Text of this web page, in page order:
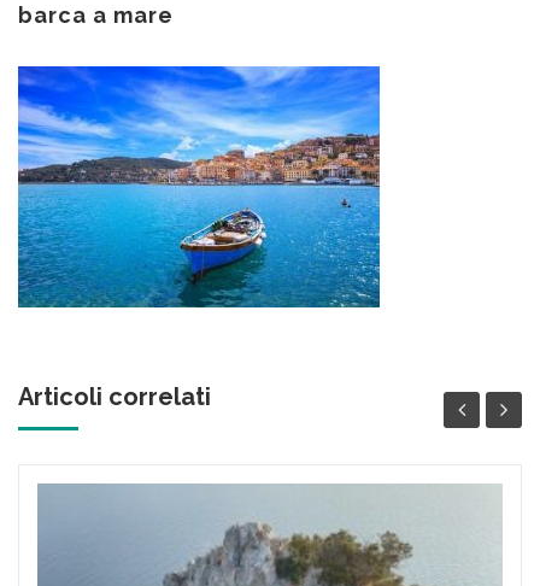
barca a mare
Articoli correlati